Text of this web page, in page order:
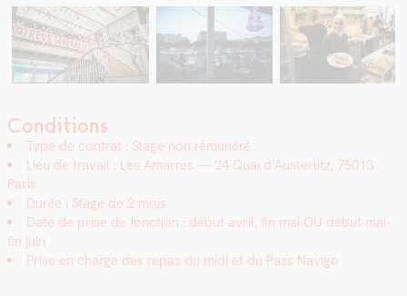
Conditions
Type de con­trat : Stage non rémunéré
Lieu de tra­vail : Les Amar­res — 24 Quai d’Austerlitz, 75013
Paris
Durée : Stage de 2 mois
Date de prise de fonc­tion : début avril, fin mai OU début mai-
fin juin
Prise en charge des repas du midi et du Pass Nav­i­go